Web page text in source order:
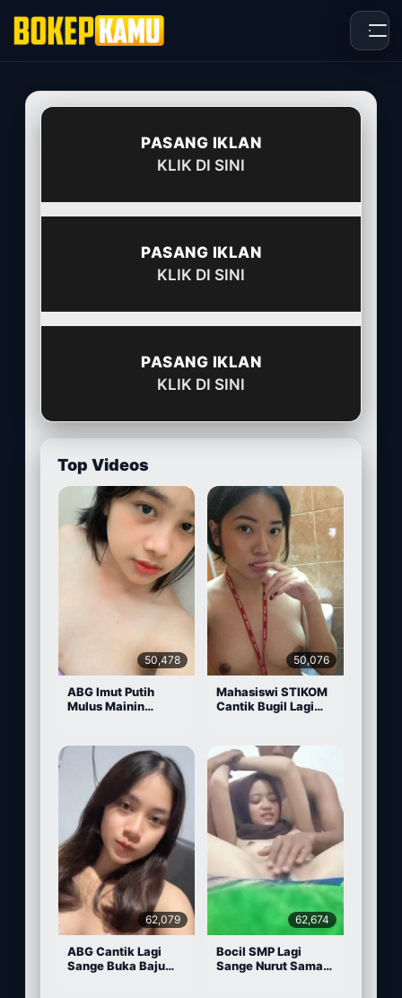
PASANG IKLAN
KLIK DI SINI
PASANG IKLAN
KLIK DI SINI
PASANG IKLAN
KLIK DI SINI
Top Videos
50,478
ABG Imut Putih
Mulus Mainin
50,076
Mahasiswi STIKOM
Cantik Bugil Lagi
62,079
ABG Cantik Lagi
Sange Buka Baju
62,674
Bocil SMP Lagi
Sange Nurut Sama